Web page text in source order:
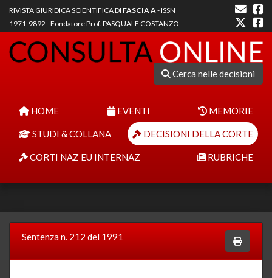
RIVISTA GIURIDICA SCIENTIFICA DI FASCIA A- ISSN
1971-9892 - Fondatore Prof. PASQUALE COSTANZO
Cerca nelle decisioni
HOME EVENTI MEMORIE
STUDI & COLLANA DECISIONI DELLA CORTE
CORTI NAZ EU INTERNAZ RUBRICHE
Sentenza n. 212 del 1991